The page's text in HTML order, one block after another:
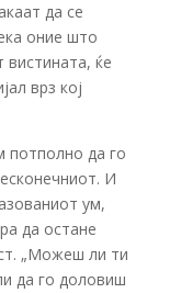
да се
оние што
вистината, ќе
врз кој
потполно да го
И
ум,
да остане
„Можеш ли ти
да го доловиш